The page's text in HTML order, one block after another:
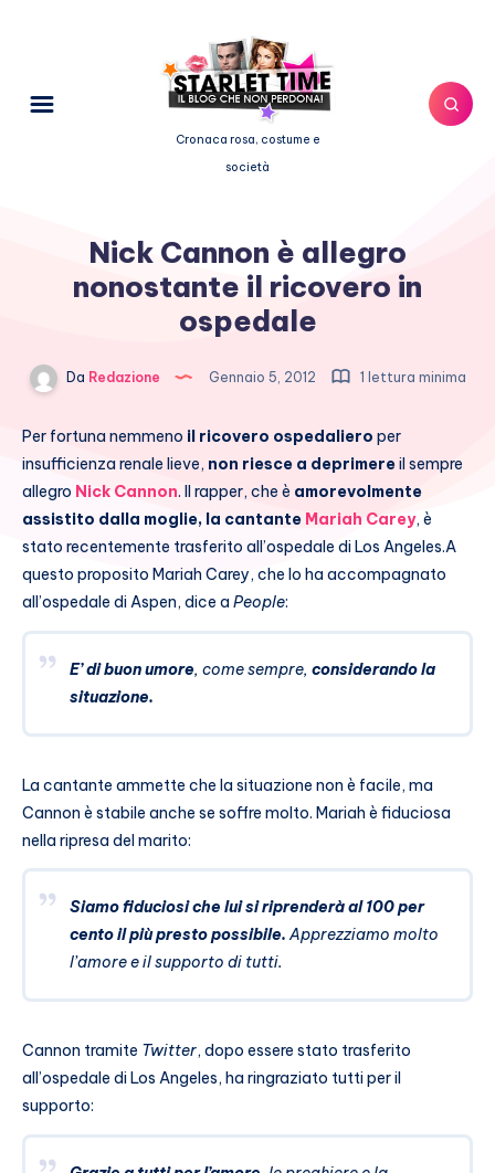
Cronaca rosa, costume e
società
Nick Cannon è allegro
nonostante il ricovero in
ospedale
Da Redazione Gennaio 5, 2012 1 lettura minima
Per fortuna nemmeno il ricovero ospedaliero per
insufficienza renale lieve, non riesce a deprimereil sempre
allegro Nick Cannon. Il rapper, che è amorevolmente
assistito dalla moglie, la cantante Mariah Carey, è
stato recentemente trasferito all’ospedale di Los Angeles.A
questo proposito Mariah Carey, che lo ha accompagnato
all’ospedale di Aspen, dice a People:
E’ di buon umore, come sempre, considerando la
situazione.
La cantante ammette che la situazione non è facile, ma
Cannon è stabile anche se soffre molto. Mariah è fiduciosa
nella ripresa del marito:
Siamo fiduciosi che lui si riprenderà al 100 per
cento il più presto possibile.Apprezziamo molto
l’amore e il supporto di tutti.
Cannon tramite Twitter, dopo essere stato trasferito
all’ospedale di Los Angeles, ha ringraziato tutti per il
supporto: